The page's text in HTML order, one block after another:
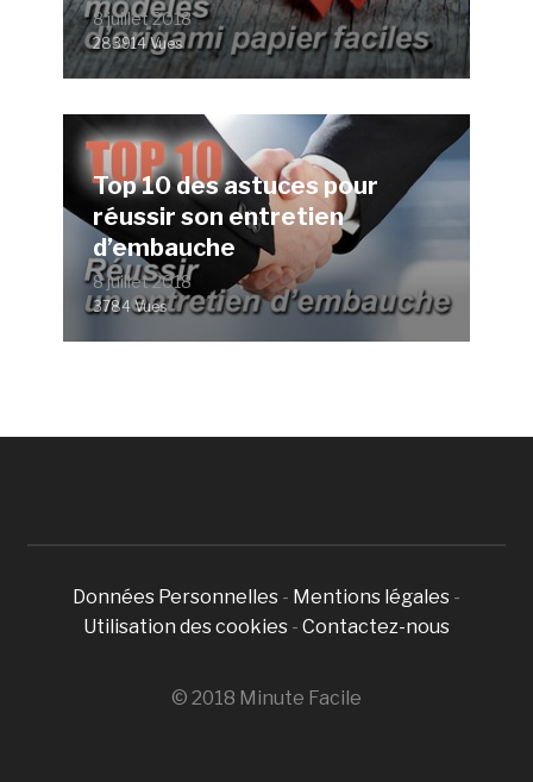
8 juillet 2018
283914 Vues
Top 10 des astuces pour
réussir son entretien
d’embauche
8 juillet 2018
3784 Vues
Données Personnelles - Mentions légales -
Utilisation des cookies - Contactez-nous
© 2018 Minute Facile